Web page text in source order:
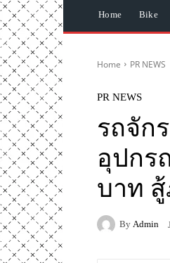
Home Bike
Home PR NEWS
PR NEWS
รถจัก
อุปกร
บาท
By Admin